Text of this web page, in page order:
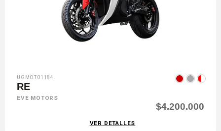
UGMOT01184
RE
EVE MOTORS
$4.200.000
VER DETALLES